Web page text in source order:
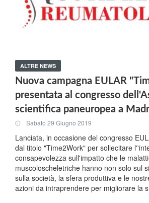
ALTRE NEWS
Nuova campagna EULAR
presentata al congresso
scientifica paneuropea a
Sabato 29 Giugno 2019
Lanciata, in occasione del congresso
dal titolo "Time2Work" per sollecitare
consapevolezza sull'impatto che le
muscoloscheletriche hanno non solo sul
sulla società, la sfera produttiva e le
azioni da intraprendere per migliorare la